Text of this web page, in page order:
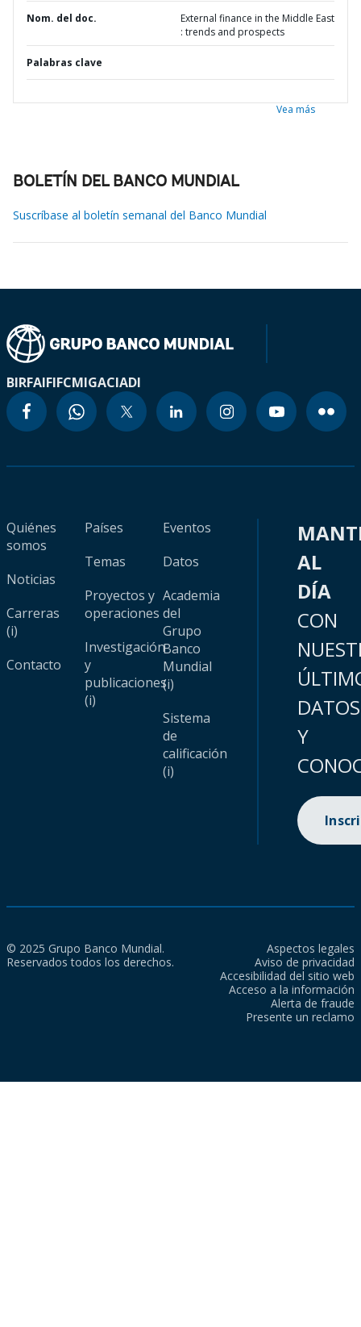
Nom. del doc.
External finance in the Middle East
: trends and prospects
Palabras clave
Vea más
BOLETÍN DEL BANCO MUNDIAL
Suscríbase al boletín semanal del Banco Mundial
BIRFAIFIFCMIGACIADI
Quiénes
somos
Noticias
Carreras
(i)
Contacto
Países
Temas
Proyectos y
operaciones
Investigación
y
publicaciones
(i)
Eventos
Datos
Academia
del
Grupo
Banco
Mundial
(i)
Sistema
de
calificación
(i)
AL
DÍA
CON
DATOS
Y
© 2025 Grupo Banco Mundial.
Reservados todos los derechos.
Aspectos legales
Aviso de privacidad
Accesibilidad del sitio web
Acceso a la información
Alerta de fraude
Presente un reclamo